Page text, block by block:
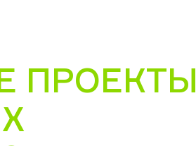
ПРОЕКТЫ